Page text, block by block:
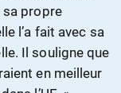
sa propre
l’a fait avec sa
Il souligne que
en meilleur